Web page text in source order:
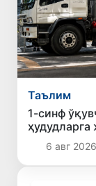
Таълим
1-синф
6 авг